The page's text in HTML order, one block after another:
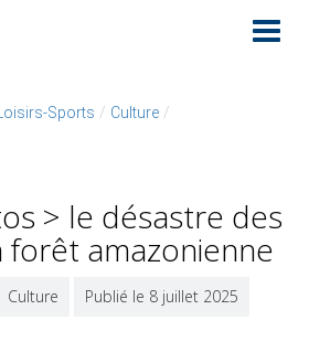
Sports / Culture /
> le désastre des
forêt amazonienne
Culture Publié le 8 juillet 2025